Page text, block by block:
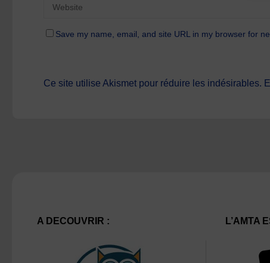
Save my name, email, and site URL in my browser for
Ce site utilise Akismet pour réduire les indésirables.
A DECOUVRIR : L’AMTA